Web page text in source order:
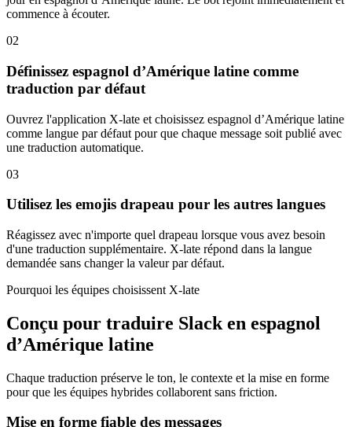
commence à écouter.
02
Définissez espagnol d’Amérique latine comme
traduction par défaut
Ouvrez l'application X-late et choisissez espagnol d’Amérique latine
comme langue par défaut pour que chaque message soit publié avec
une traduction automatique.
03
Utilisez les emojis drapeau pour les autres langues
Réagissez avec n'importe quel drapeau lorsque vous avez besoin
d'une traduction supplémentaire. X-late répond dans la langue
demandée sans changer la valeur par défaut.
Pourquoi les équipes choisissent X-late
Conçu pour traduire Slack en espagnol
d’Amérique latine
Chaque traduction préserve le ton, le contexte et la mise en forme
pour que les équipes hybrides collaborent sans friction.
Mise en forme fiable des messages